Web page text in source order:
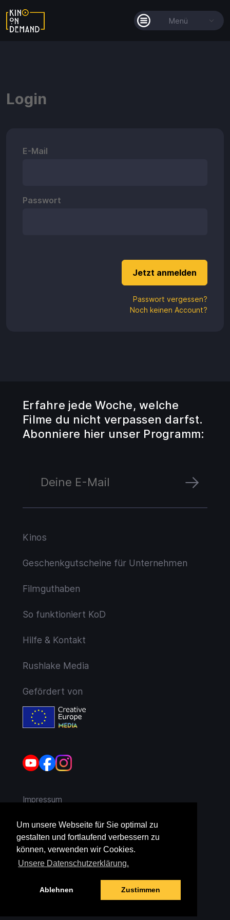
Um unsere Webseite für Sie optimal zu
gestalten und fortlaufend verbessern zu
können, verwenden wir Cookies.
Unsere Datenschutzerklärung.
Ablehnen Zustimmen
Menü
Login
E-Mail
Passwort
Passwort vergessen?
Noch keinen Account?
Erfahre jede Woche, welche
Filme du nicht verpassen darfst.
Abonniere hier unser Programm:
Kinos
Geschenkgutscheine für Unternehmen
Filmguthaben
So funktioniert KoD
Hilfe & Kontakt
Rushlake Media
Gefördert von
Impressum
AGB
Widerruf